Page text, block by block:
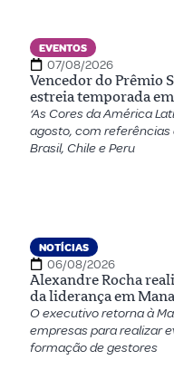
EVENTOS
07/08/2026
Vencedor do Prêmio
estreia temporada
‘As Cores da América
agosto, com
Brasil, Chile e Peru
NOTÍCIAS
06/08/2026
Alexandre Rocha
da liderança em
O executivo retorna à
empresas para realizar
formação de gestores